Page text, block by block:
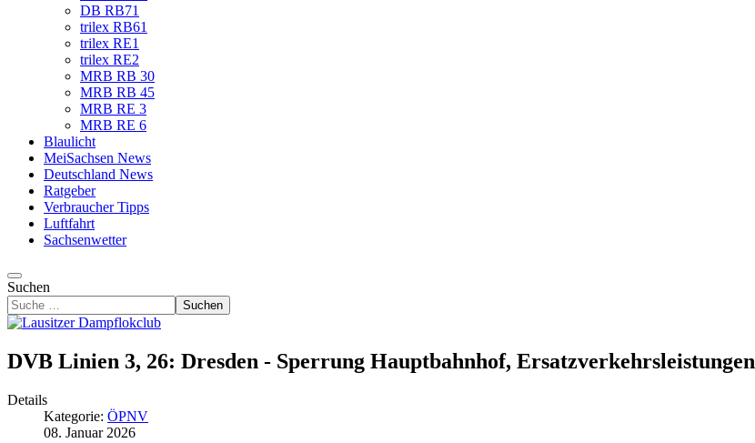
DB RB71
trilex RB61
trilex RE1
trilex RE2
MRB RB 30
MRB RB 45
MRB RE 3
MRB RE 6
Blaulicht
MeiSachsen News
Deutschland News
Ratgeber
Verbraucher Tipps
Luftfahrt
Sachsenwetter
Suchen
Suchen
DVB Linien 3, 26: Dresden - Sperrung Hauptbahnhof, Ersatzverkehrsleistungen
Details
Kategorie: ÖPNV
08. Januar 2026